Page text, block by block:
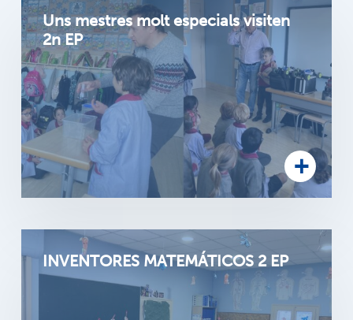
Uns mestres molt especials visiten
2n EP
INVENTORES MATEMÁTICOS 2 EP